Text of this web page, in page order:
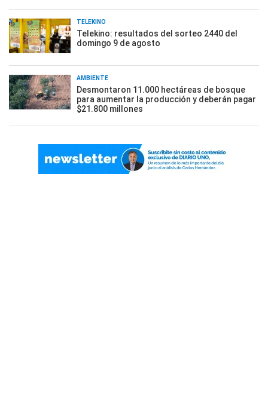
TELEKINO
Telekino: resultados del sorteo 2440 del
domingo 9 de agosto
AMBIENTE
Desmontaron 11.000 hectáreas de bosque
para aumentar la producción y deberán pagar
$21.800 millones